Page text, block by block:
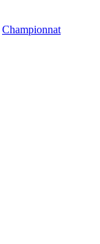
Championnat